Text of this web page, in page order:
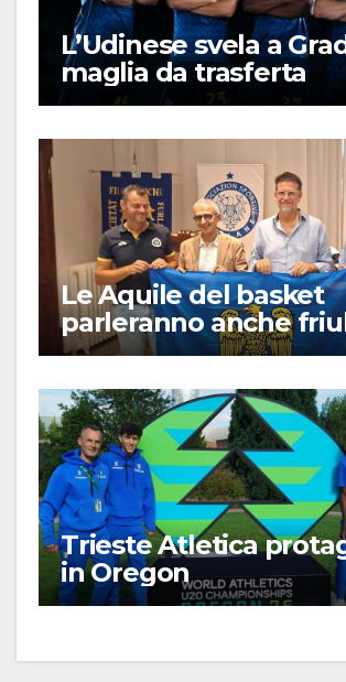
L’Udinese svela a
maglia da trasferta
Le Aquile del basket
parleranno anche
Trieste Atletica
in Oregon